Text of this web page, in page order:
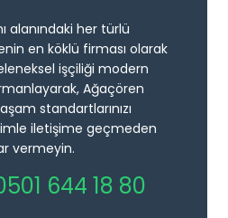
alanındaki her türlü
en köklü firması olarak
işçiliği modern
Ağaçören
standartlarınızı
iletişime geçmeden
vermeyin.
644 18 80